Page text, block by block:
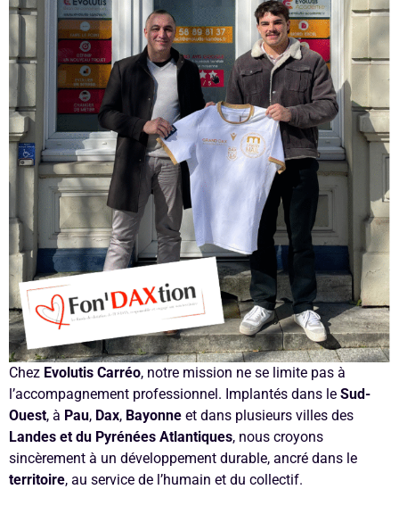
Chez Evolutis Carréo, notre mission ne se limite pas à
l’accompagnement professionnel. Implantés dans le Sud-
Ouest, à Pau, Dax, Bayonne et dans plusieurs villes des
Landes et du Pyrénées Atlantiques, nous croyons
sincèrement à un développement durable, ancré dans le
territoire, au service de l’humain et du collectif.